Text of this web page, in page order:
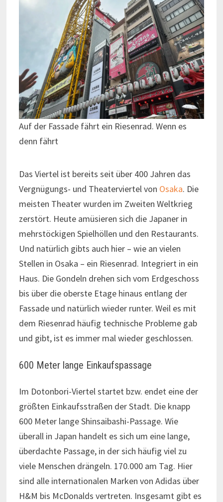
Auf der Fassade fährt ein Riesenrad. Wenn es
denn fährt
Das Viertel ist bereits seit über 400 Jahren das
Vergnügungs- und Theaterviertel von Osaka. Die
meisten Theater wurden im Zweiten Weltkrieg
zerstört. Heute amüsieren sich die Japaner in
mehrstöckigen Spielhöllen und den Restaurants.
Und natürlich gibts auch hier – wie an vielen
Stellen in Osaka – ein Riesenrad. Integriert in ein
Haus. Die Gondeln drehen sich vom Erdgeschoss
bis über die oberste Etage hinaus entlang der
Fassade und natürlich wieder runter. Weil es mit
dem Riesenrad häufig technische Probleme gab
und gibt, ist es immer mal wieder geschlossen.
600 Meter lange Einkaufspassage
Im Dotonbori-Viertel startet bzw. endet eine der
größten Einkaufsstraßen der Stadt. Die knapp
600 Meter lange Shinsaibashi-Passage. Wie
überall in Japan handelt es sich um eine lange,
überdachte Passage, in der sich häufig viel zu
viele Menschen drängeln. 170.000 am Tag. Hier
sind alle internationalen Marken von Adidas über
H&M bis McDonalds vertreten. Insgesamt gibt es